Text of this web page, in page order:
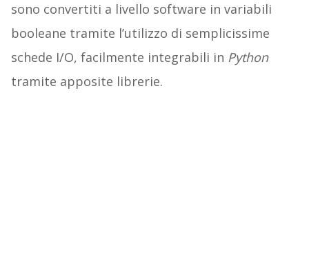
sono convertiti a livello software in variabili
booleane tramite l’utilizzo di semplicissime
schede I/O, facilmente integrabili in Python
tramite apposite librerie.